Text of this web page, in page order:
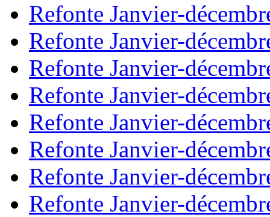
Refonte Janvier-
Refonte Janvier-
Refonte Janvier-
Refonte Janvier-
Refonte Janvier-
Refonte Janvier-
Refonte Janvier-
Refonte Janvier-